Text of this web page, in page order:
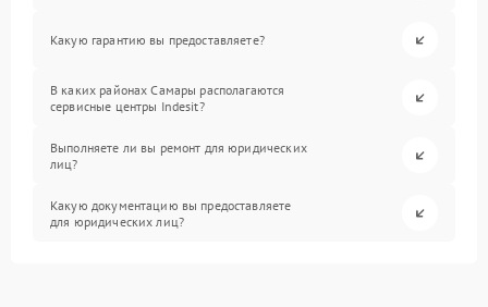
Какую гарантию вы предоставляете?
В каких районах Самары располагаются
сервисные центры Indesit?
Выполняете ли вы ремонт для юридических
лиц?
Какую документацию вы предоставляете
для юридических лиц?